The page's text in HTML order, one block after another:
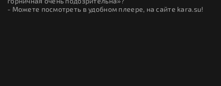
- Можете посмотреть в удобном плеере, на сайте kara.su!